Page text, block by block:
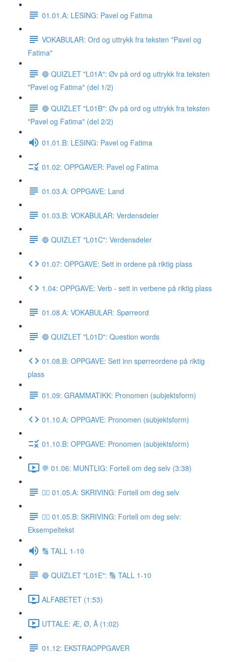
01.01.A: LESING: Pavel og Fatima
VOKABULAR: Ord og uttrykk fra teksten "Pavel og
Fatima"
🔵 QUIZLET "L01A": Øv på ord og uttrykk fra teksten
"Pavel og Fatima" (del 1/2)
🔵 QUIZLET "L01B": Øv på ord og uttrykk fra teksten
"Pavel og Fatima" (del 2/2)
01.01.B: LESING: Pavel og Fatima
01.02: OPPGAVER: Pavel og Fatima
01.03.A: OPPGAVE: Land
01.03.B: VOKABULAR: Verdensdeler
🔵 QUIZLET "L01C": Verdensdeler
01.07: OPPGAVE: Sett in ordene på riktig plass
1.04: OPPGAVE: Verb - sett in verbene på riktig plass
01.08.A: VOKABULAR: Spørreord
🔵 QUIZLET "L01D": Question words
01.08.B: OPPGAVE: Sett inn spørreordene på riktig
plass
01.09: GRAMMATIKK: Pronomen (subjektsform)
01.10.A: OPPGAVE: Pronomen (subjektsform)
01.10.B: OPPGAVE: Pronomen (subjektsform)
💬 01.06: MUNTLIG: Fortell om deg selv (3:38)
✍🏼 01.05.A: SKRIVING: Fortell om deg selv
✍🏼 01.05.B: SKRIVING: Fortell om deg selv:
Eksempeltekst
🔢 TALL 1-10
🔵 QUIZLET "L01E": 🔢 TALL 1-10
ALFABETET (1:53)
UTTALE: Æ, Ø, Å (1:02)
01.12: EKSTRAOPPGAVER